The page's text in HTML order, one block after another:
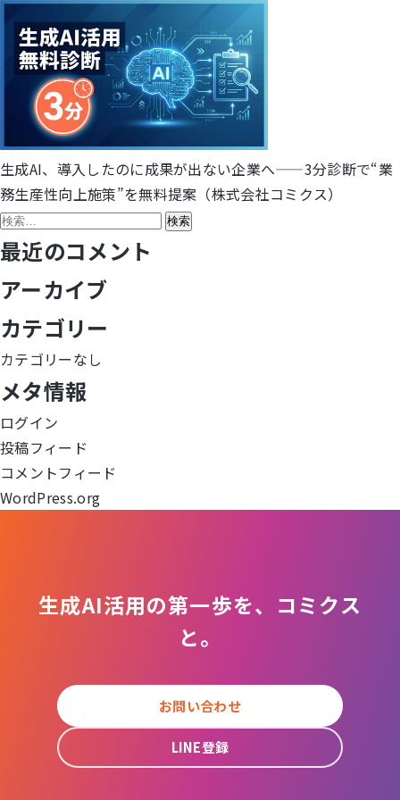
投
稿
ナ
ビ
ゲ
ー
シ
ョ
ン
生成AI、導入したのに成果が出ない企業へ——3分診断で“業
務生産性向上施策”を無料提案（株式会社コミクス）
検
索:
最近のコメント
アーカイブ
カテゴリー
カテゴリーなし
メタ情報
ログイン
投稿フィード
コメントフィード
WordPress.org
生成AI活用の第一歩を、コミクス
と。
お問い合わせ
LINE登録